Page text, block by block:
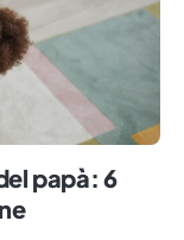
papà: 6